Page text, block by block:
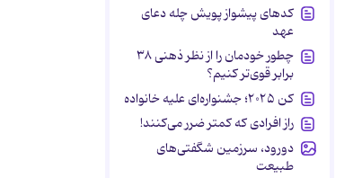
کدهای پیشواز پویش چله دعای
عهد
چطور خودمان را از نظر ذهنی ۳۸
برابر قوی‌تر کنیم؟
کن ۲۰۲۵؛ جشنواره‌ای علیه خانواده
راز افرادی که کمتر ضرر می‌کنند!
دورود، سرزمین شگفتی‌های
طبیعت